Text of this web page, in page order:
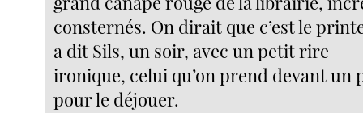
consternés. On dirait que c’est le
a dit Sils, un soir, avec un petit rire
ironique, celui qu’on prend devant un
pour le déjouer.